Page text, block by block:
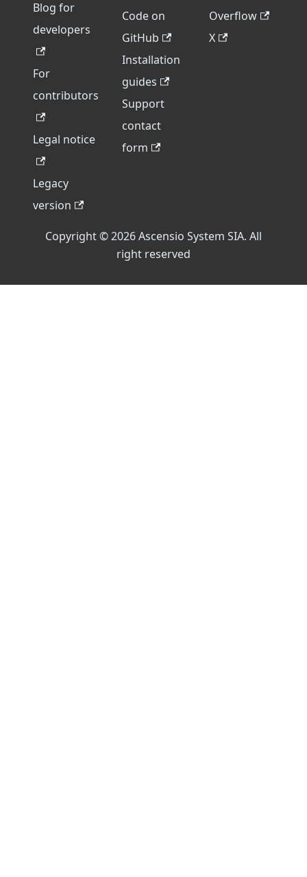
Blog for
developers
For
contributors
Legal notice
Legacy
version
Code on
GitHub
Installation
guides
Support
contact
form
Overflow
X
Copyright © 2026 Ascensio System SIA. All
right reserved